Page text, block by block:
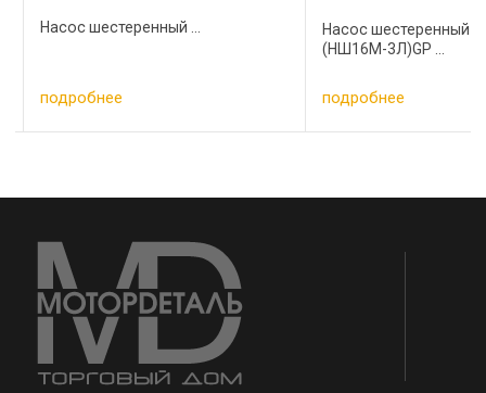
Насос шестеренный ...
подробнее
Насос шестеренный
(НШ16М-3Л)GP ...
подробнее